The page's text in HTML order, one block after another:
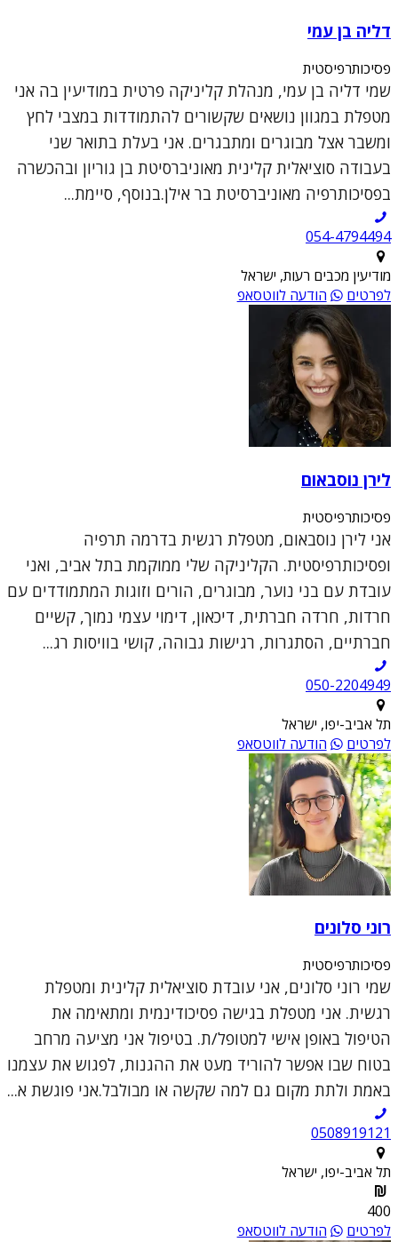
דליה בן עמי
פסיכותרפיסטית
שמי דליה בן עמי, מנהלת קליניקה פרטית במודיעין בה אני
מטפלת במגוון נושאים שקשורים להתמודדות במצבי לחץ
ומשבר אצל מבוגרים ומתבגרים. אני בעלת בתואר שני
בעבודה סוציאלית קלינית מאוניברסיטת בן גוריון ובהכשרה
בפסיכותרפיה מאוניברסיטת בר אילן.בנוסף, סיימת...
054-4794494
מודיעין מכבים רעות, ישראל
לפרטים
הודעה לווטסאפ
לירן נוסבאום
פסיכותרפיסטית
אני לירן נוסבאום, מטפלת רגשית בדרמה תרפיה
ופסיכותרפיסטית. הקליניקה שלי ממוקמת בתל אביב, ואני
עובדת עם בני נוער, מבוגרים, הורים וזוגות המתמודדים עם
חרדות, חרדה חברתית, דיכאון, דימוי עצמי נמוך, קשיים
חברתיים, הסתגרות, רגישות גבוהה, קושי בוויסות רג...
050-2204949
תל אביב-יפו, ישראל
לפרטים
הודעה לווטסאפ
רוני סלונים
פסיכותרפיסטית
שמי רוני סלונים, אני עובדת סוציאלית קלינית ומטפלת
רגשית. אני מטפלת בגישה פסיכודינמית ומתאימה את
הטיפול באופן אישי למטופל/ת. בטיפול אני מציעה מרחב
בטוח שבו אפשר להוריד מעט את ההגנות, לפגוש את עצמנו
באמת ולתת מקום גם למה שקשה או מבולבל.אני פוגשת א...
0508919121
תל אביב-יפו, ישראל
400
לפרטים
הודעה לווטסאפ